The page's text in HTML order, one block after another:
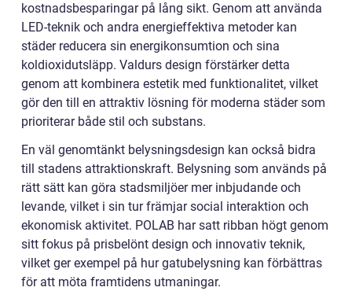
kostnadsbesparingar på lång sikt. Genom att använda
LED-teknik och andra energieffektiva metoder kan
städer reducera sin energikonsumtion och sina
koldioxidutsläpp. Valdurs design förstärker detta
genom att kombinera estetik med funktionalitet, vilket
gör den till en attraktiv lösning för moderna städer som
prioriterar både stil och substans.
En väl genomtänkt belysningsdesign kan också bidra
till stadens attraktionskraft. Belysning som används på
rätt sätt kan göra stadsmiljöer mer inbjudande och
levande, vilket i sin tur främjar social interaktion och
ekonomisk aktivitet. POLAB har satt ribban högt genom
sitt fokus på prisbelönt design och innovativ teknik,
vilket ger exempel på hur gatubelysning kan förbättras
för att möta framtidens utmaningar.